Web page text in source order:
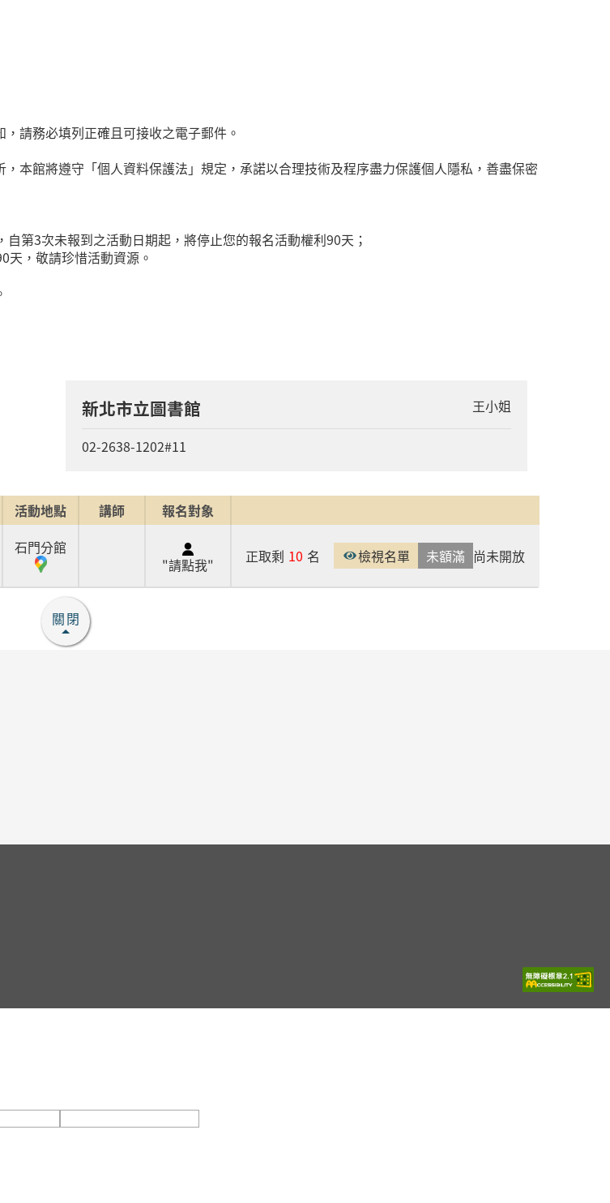
請務必填列正確且可接收之電子郵件。
本館將遵守「個人資料保護法」規定，承諾以合理技術及程序盡力保護個人隱私，善盡保密
第3次未報到之活動日期起，將停止您的報名活動權利90天；
，敬請珍惜活動資源。
新北市立圖書館 王小姐
02-2638-1202#11
活動地點 講師 報名對象
石門分館
"請點我"
正取剩 10 名 檢視名單 未額滿 尚未開放
關閉